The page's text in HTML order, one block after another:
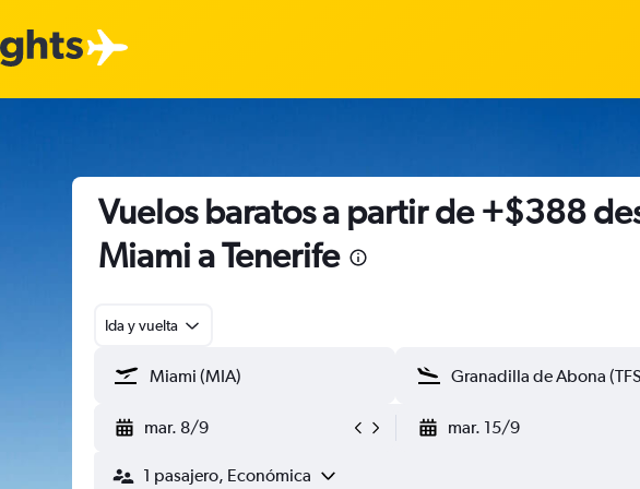
Vuelos baratos a partir de +$388
Miami a Tenerife
Ida y vuelta
mar. 8/9 mar. 15/9
1 pasajero, Económica